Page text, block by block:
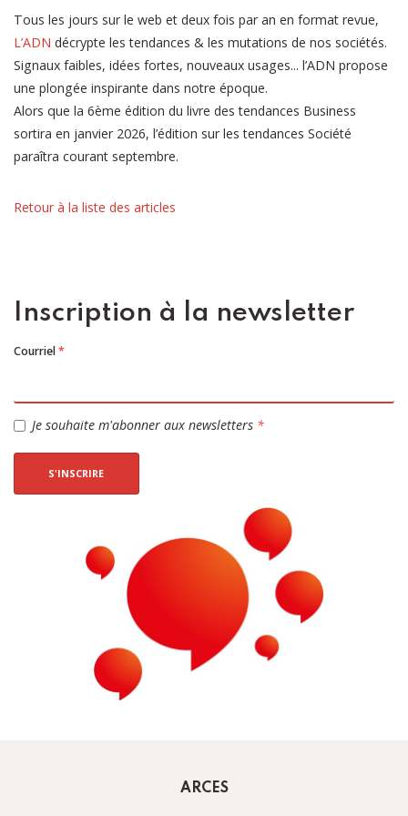
Tous les jours sur le web et deux fois par an en format revue,
L’ADN décrypte les tendances & les mutations de nos sociétés.
Signaux faibles, idées fortes, nouveaux usages... l’ADN propose
une plongée inspirante dans notre époque.
Alors que la 6ème édition du livre des tendances Business
sortira en janvier 2026, l’édition sur les tendances Société
paraîtra courant septembre.
Retour à la liste des articles
Inscription à la newsletter
Courriel*
Je souhaite m'abonner aux newsletters *
S'INSCRIRE
ARCES